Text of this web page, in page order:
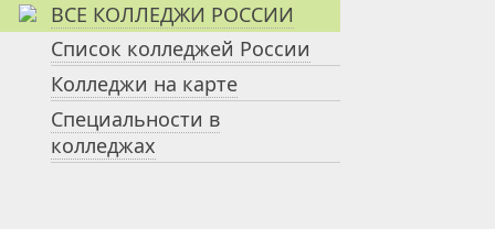
ВСЕ КОЛЛЕДЖИ РОССИИ
Список колледжей России
Колледжи на карте
Специальности в
колледжах